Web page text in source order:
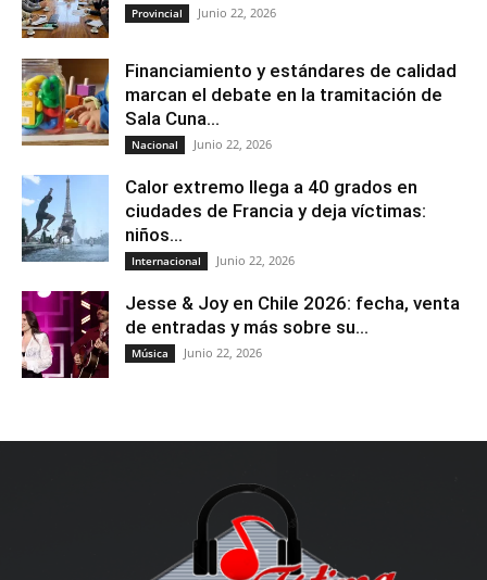
Provincial Junio 22, 2026
Financiamiento y estándares de calidad
marcan el debate en la tramitación de
Sala Cuna...
Nacional Junio 22, 2026
Calor extremo llega a 40 grados en
ciudades de Francia y deja víctimas:
niños...
Internacional Junio 22, 2026
Jesse & Joy en Chile 2026: fecha, venta
de entradas y más sobre su...
Música Junio 22, 2026